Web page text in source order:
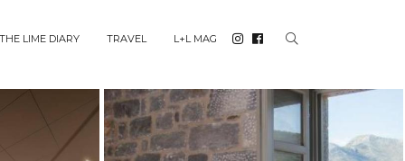
THE LIME DIARY TRAVEL L+L MAG